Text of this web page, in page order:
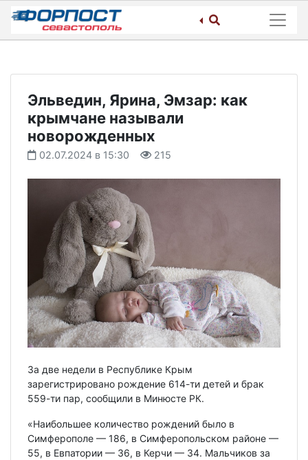
Skip
content
Эльведин, Ярина, Эмзар: как
крымчане называли
новорожденных
02.07.2024 в 15:30 215
За две недели в Республике Крым
зарегистрировано рождение 614-ти детей и брак
559-ти пар, сообщили в Минюсте РК.
«Наибольшее количество рождений было в
Симферополе — 186, в Симферопольском районе —
55, в Евпатории — 36, в Керчи — 34. Мальчиков за